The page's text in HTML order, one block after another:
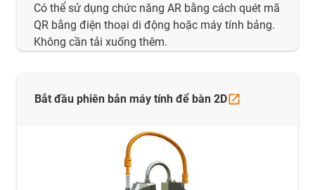
Có thể sử dụng chức năng AR bằng cách quét mã
QR bằng điện thoại di động hoặc máy tính bảng.
Không cần tải xuống thêm.
Bắt đầu phiên bản máy tính để bàn 2D